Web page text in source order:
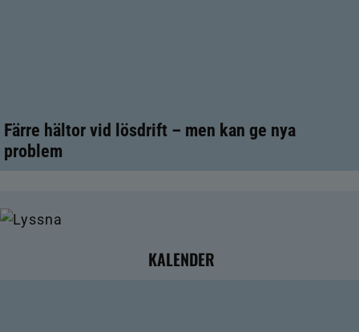
Färre hältor vid lösdrift – men kan ge nya
problem
KALENDER